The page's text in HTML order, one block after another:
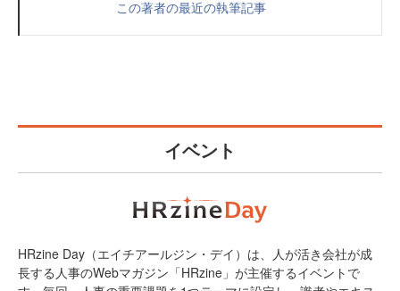
この著者の最近の執筆記事
イベント
HRzine Day（エイチアールジン・デイ）は、人が活き会社が成
長する人事のWebマガジン「HRzine」が主催するイベントで